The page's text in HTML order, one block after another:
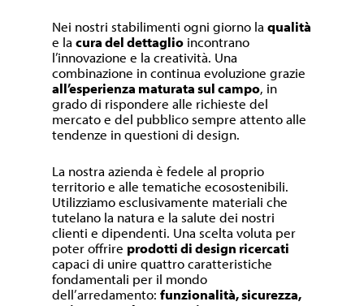
Nei nostri stabilimenti ogni giorno laqualità
e lacura del dettaglio incontrano
l’innovazione e la creatività. Una
combinazione in continua evoluzione grazie
all’esperienza maturata sul campo, in
grado di rispondere alle richieste del
mercato e del pubblico sempre attento alle
tendenze in questioni di design.
La nostra azienda è fedele al proprio
territorio e alle tematiche ecosostenibili.
Utilizziamo esclusivamente materiali che
tutelano la natura e la salute dei nostri
clienti e dipendenti. Una scelta voluta per
poter offrire prodotti di design ricercati
capaci di unire quattro caratteristiche
fondamentali per il mondo
dell’arredamento:funzionalità, sicurezza,